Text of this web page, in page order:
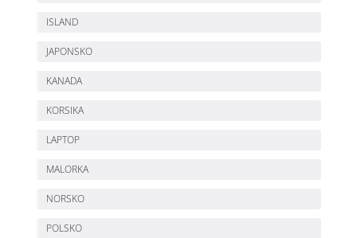
ISLAND
JAPONSKO
KANADA
KORSIKA
LAPTOP
MALORKA
NORSKO
POLSKO